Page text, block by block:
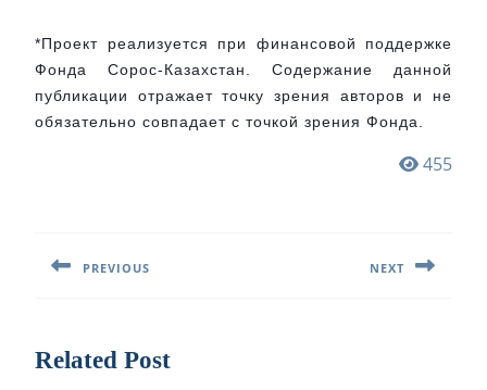
*Проект реализуется при финансовой поддержке
Фонда Сорос-Казахстан. Содержание данной
публикации отражает точку зрения авторов и не
обязательно совпадает с точкой зрения Фонда.
455
записям
PREVIOUS NEXT
Related Post